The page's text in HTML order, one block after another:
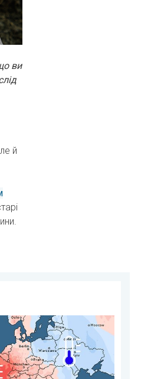
ви
й
31 липня 2026 р.
погоди. Таким був липень в